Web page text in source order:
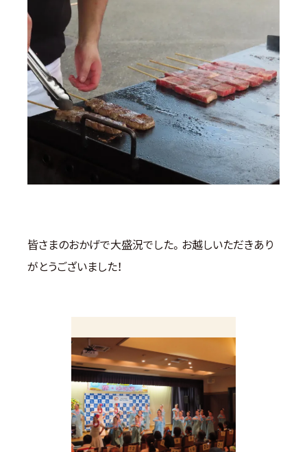
皆さまのおかげで大盛況でした。お越しいただきあり
がとうございました！